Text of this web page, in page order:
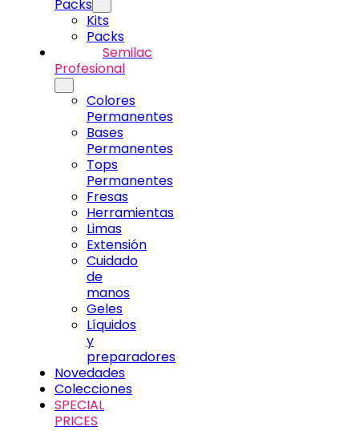
Packs
Kits
Packs
Semilac
Profesional
Colores
Permanentes
Bases
Permanentes
Tops
Permanentes
Fresas
Herramientas
Limas
Extensión
Cuidado
de
manos
Geles
Líquidos
y
preparadores
Novedades
Colecciones
SPECIAL
PRICES